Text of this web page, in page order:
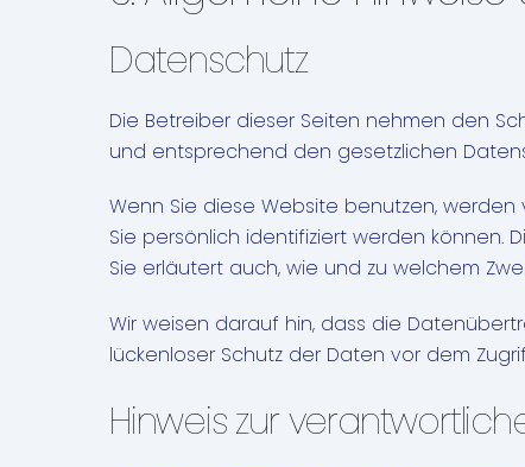
Datenschutz
Die Betreiber dieser Seiten nehmen den
und entsprechend den gesetzlichen
Wenn Sie diese Website benutzen,
Sie persönlich identifiziert werden können.
Sie erläutert auch, wie und zu welchem
Wir weisen darauf hin, dass die
lückenloser Schutz der Daten vor dem
Hinweis zur